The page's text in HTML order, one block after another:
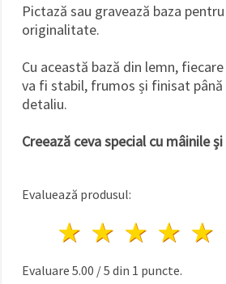
Pictază sau gravează baza
originalitate.
Cu această bază din lemn,
va fi stabil, frumos și finisat până
detaliu.
Creează ceva special cu mâinile
Evaluează produsul:
4
3 stele
2 stele
1 stea
Evaluare 5.00 /5 din 1 puncte.